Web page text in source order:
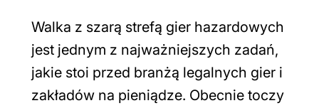
Walka z szarą strefą gier hazardowych
jest jednym z najważniejszych zadań,
jakie stoi przed branżą legalnych gier i
zakładów na pieniądze. Obecnie toczy